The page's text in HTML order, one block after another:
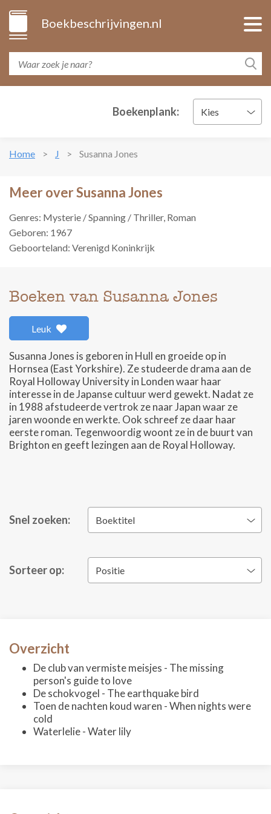
Boekbeschrijvingen.nl
Boekenplank: Kies
Home J Susanna Jones
Meer over Susanna Jones
Genres: Mysterie / Spanning / Thriller, Roman
Geboren: 1967
Geboorteland: Verenigd Koninkrijk
Boeken van Susanna Jones
Leuk
Susanna Jones is geboren in Hull en groeide op in
Hornsea (East Yorkshire). Ze studeerde drama aan de
Royal Holloway University in Londen waar haar
interesse in de Japanse cultuur werd gewekt. Nadat ze
in 1988 afstudeerde vertrok ze naar Japan waar ze
jaren woonde en werkte. Ook schreef ze daar haar
eerste roman. Tegenwoordig woont ze in de buurt van
Brighton en geeft lezingen aan de Royal Holloway.
Snel zoeken: Boektitel
Sorteer op: Positie
Overzicht
De club van vermiste meisjes - The missing
person's guide to love
De schokvogel - The earthquake bird
Toen de nachten koud waren - When nights were
cold
Waterlelie - Water lily